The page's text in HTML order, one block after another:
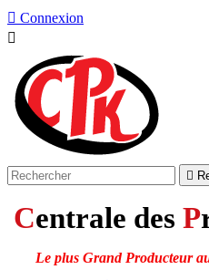
 Connexion


Centrale des P
Le plus Grand Producteur